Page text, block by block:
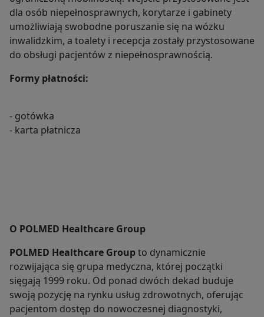
dla osób niepełnosprawnych, korytarze i gabinety
umożliwiają swobodne poruszanie się na wózku
inwalidzkim, a toalety i recepcja zostały przystosowane
do obsługi pacjentów z niepełnosprawnością.
Formy płatności:
- gotówka
- karta płatnicza
O POLMED Healthcare Group
POLMED Healthcare Groupto dynamicznie
rozwijająca się grupa medyczna, której początki
sięgają 1999 roku. Od ponad dwóch dekad buduje
swoją pozycję na rynku usług zdrowotnych, oferując
pacjentom dostęp do nowoczesnej diagnostyki,